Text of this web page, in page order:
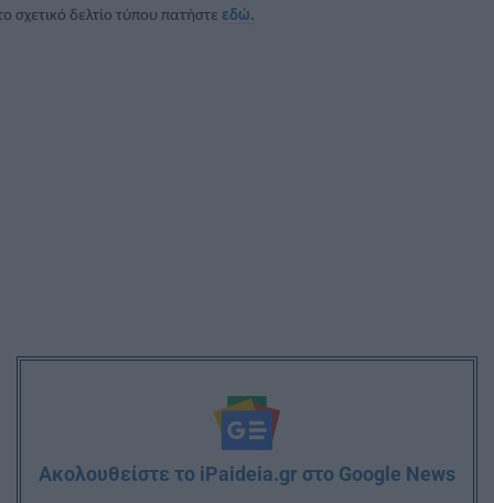
σχετικό δελτίο τύπου πατήστε εδώ.
Ακολουθείστε το iPaideia.gr στο Google News